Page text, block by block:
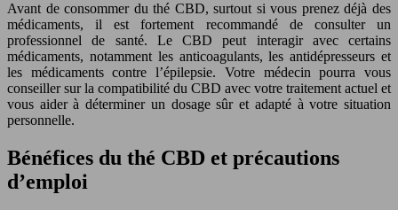
Avant de consommer du thé CBD, surtout si vous prenez déjà des
médicaments, il est fortement recommandé de consulter un
professionnel de santé. Le CBD peut interagir avec certains
médicaments, notamment les anticoagulants, les antidépresseurs et
les médicaments contre l’épilepsie. Votre médecin pourra vous
conseiller sur la compatibilité du CBD avec votre traitement actuel et
vous aider à déterminer un dosage sûr et adapté à votre situation
personnelle.
Bénéfices du thé CBD et précautions
d’emploi